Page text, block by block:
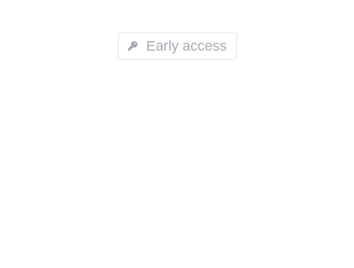
Early access